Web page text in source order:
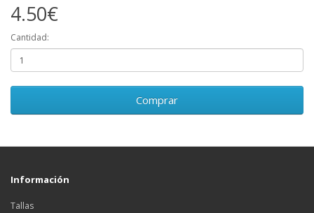
4.50€
Cantidad:
Comprar
Información
Tallas